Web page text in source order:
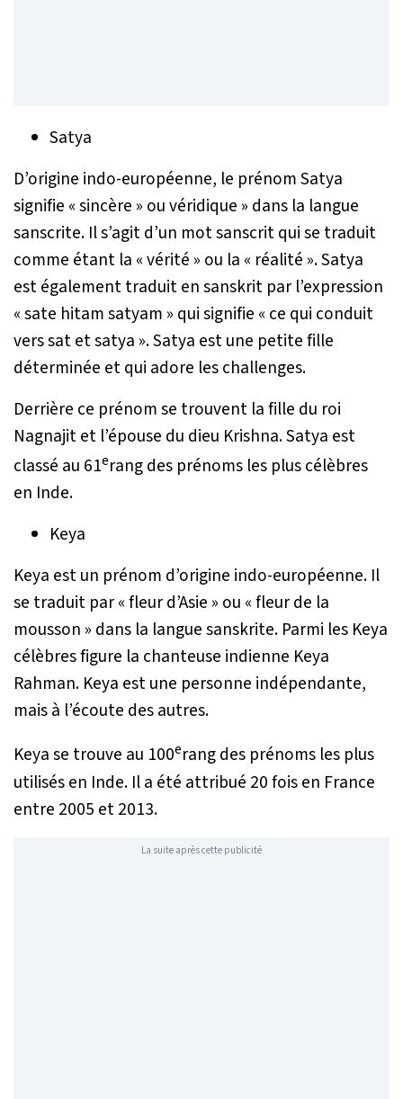
Satya
D’origine indo-européenne, le prénom Satya
signifie « sincère » ou véridique » dans la langue
sanscrite. Il s’agit d’un mot sanscrit qui se traduit
comme étant la « vérité » ou la « réalité ». Satya
est également traduit en sanskrit par l’expression
« sate hitam satyam » qui signifie « ce qui conduit
vers sat et satya ». Satya est une petite fille
déterminée et qui adore les challenges.
Derrière ce prénom se trouvent la fille du roi
Nagnajit et l’épouse du dieu Krishna. Satya est
classé au 61erang des prénoms les plus célèbres
en Inde.
Keya
Keya est un prénom d’origine indo-européenne. Il
se traduit par « fleur d’Asie » ou « fleur de la
mousson » dans la langue sanskrite. Parmi les Keya
célèbres figure la chanteuse indienne Keya
Rahman. Keya est une personne indépendante,
mais à l’écoute des autres.
Keya se trouve au 100erang des prénoms les plus
utilisés en Inde. Il a été attribué 20 fois en France
entre 2005 et 2013.
La suite après cette publicité